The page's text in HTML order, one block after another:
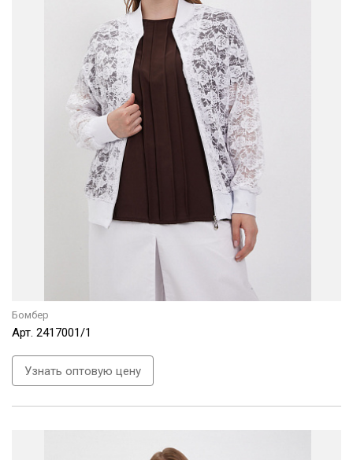
Бомбер
Арт. 2417001/1
Узнать оптовую цену